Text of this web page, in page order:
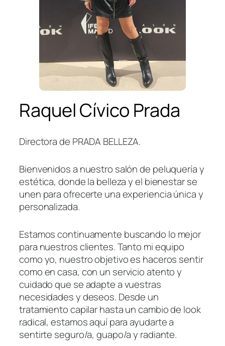
Raquel Cívico Prada
Directora de PRADA BELLEZA.
Bienvenidos a nuestro salón de peluquería y
estética, donde la belleza y el bienestar se
unen para ofrecerte una experiencia única y
personalizada.
Estamos continuamente buscando lo mejor
para nuestros clientes. Tanto mi equipo
como yo, nuestro objetivo es haceros sentir
como en casa, con un servicio atento y
cuidado que se adapte a vuestras
necesidades y deseos. Desde un
tratamiento capilar hasta un cambio de look
radical, estamos aquí para ayudarte a
sentirte seguro/a, guapo/a y radiante.